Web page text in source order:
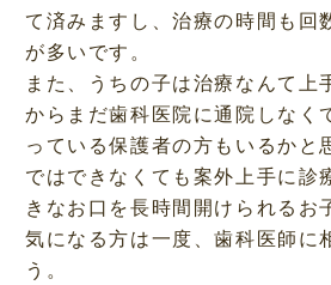
て済みますし、治療の時間も回
が多いです。
また、うちの子は治療なんて上
からまだ歯科医院に通院しなく
っている保護者の方もいるかと
ではできなくても案外上手に診
きなお口を長時間開けられるお
気になる方は一度、歯科医師に
う。